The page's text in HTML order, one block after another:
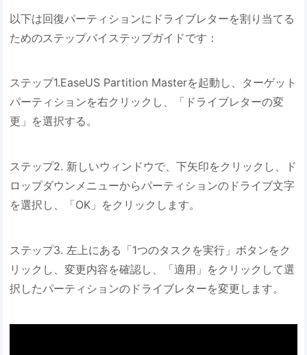
以下は回復パーティションにドライブレターを割り当てる
ためのステップバイステップガイドです：
ステップ1.EaseUS Partition Masterを起動し、ターゲット
パーティションを右クリックし、「ドライブレターの変
更」を選択する。
ステップ2. 新しいウィンドウで、下矢印をクリックし、ド
ロップダウンメニューからパーティションのドライブ文字
を選択し、「OK」をクリックします。
ステップ3. 左上にある「1つのタスクを実行」ボタンをク
リックし、変更内容を確認し、「適用」をクリックして選
択したパーティションのドライブレターを変更します。